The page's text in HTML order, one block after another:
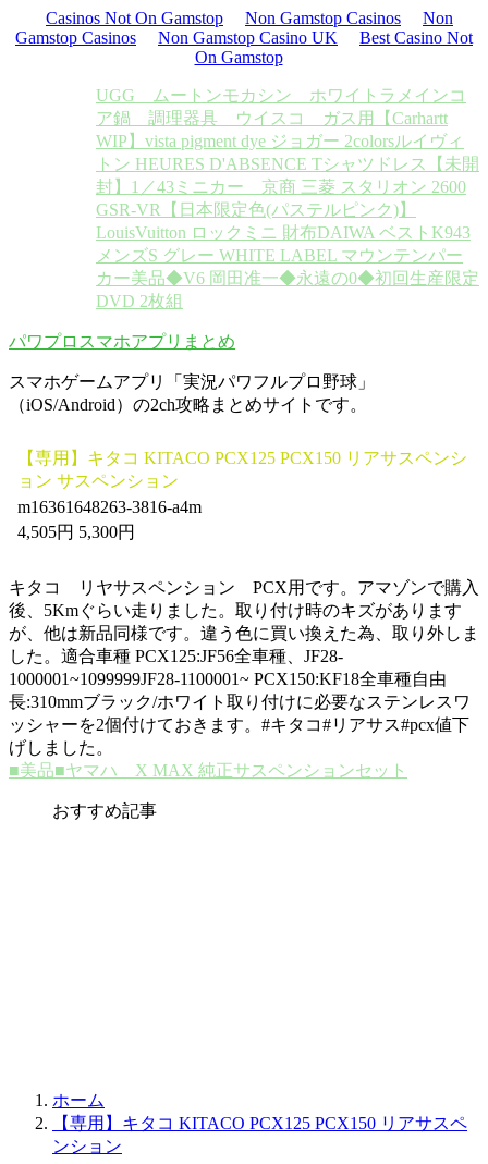
Casinos Not On Gamstop Non Gamstop Casinos
Non
Gamstop Casinos
Non Gamstop Casino UK
Best Casino Not
On Gamstop
UGG ムートンモカシン ホワイトラメ インコ
ア鍋 調理器具 ウイスコ ガス用
【Carhartt
WIP】vista pigment dye ジョガー 2colorsルイヴィ
トン HEURES D'ABSENCE Tシャツドレス
【未開
封】1／43ミニカー 京商 三菱 スタリオン 2600
GSR-VR
【日本限定色(パステルピンク)】
LouisVuitton ロックミニ 財布DAIWA ベスト K943
メンズS グレー WHITE LABEL マウンテンパー
カー美品◆V6 岡田准一◆永遠の0◆初回生産限定
DVD 2枚組
パワプロスマホアプリまとめ
スマホゲームアプリ「実況パワフルプロ野球」
（iOS/Android）の2ch攻略まとめサイトです。
【専用】キタコ KITACO PCX125 PCX150 リアサスペンシ
ョン サスペンション
m16361648263-3816-a4m
4,505円 5,300円
キタコ リヤサスペンション PCX用です。アマゾンで購入
後、5Kmぐらい走りました。取り付け時のキズがあります
が、他は新品同様です。違う色に買い換えた為、取り外しま
した。適合車種 PCX125:JF56全車種、JF28-
1000001~1099999JF28-1100001~ PCX150:KF18全車種自由
長:310mmブラック/ホワイト取り付けに必要なステンレスワ
ッシャーを2個付けておきます。#キタコ#リアサス#pcx値下
げしました。
■美品■ヤマハ X MAX 純正サスペンションセット
おすすめ記事
ホーム
【専用】キタコ KITACO PCX125 PCX150 リアサスペ
ンション